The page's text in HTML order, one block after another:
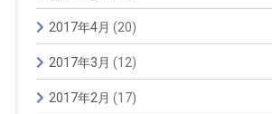
2017年4月 (20)
2017年3月 (12)
2017年2月 (17)